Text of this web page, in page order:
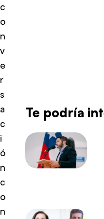
c
o
n
v
e
r
s
a
c
i
ó
n
c
o
n
Te podría